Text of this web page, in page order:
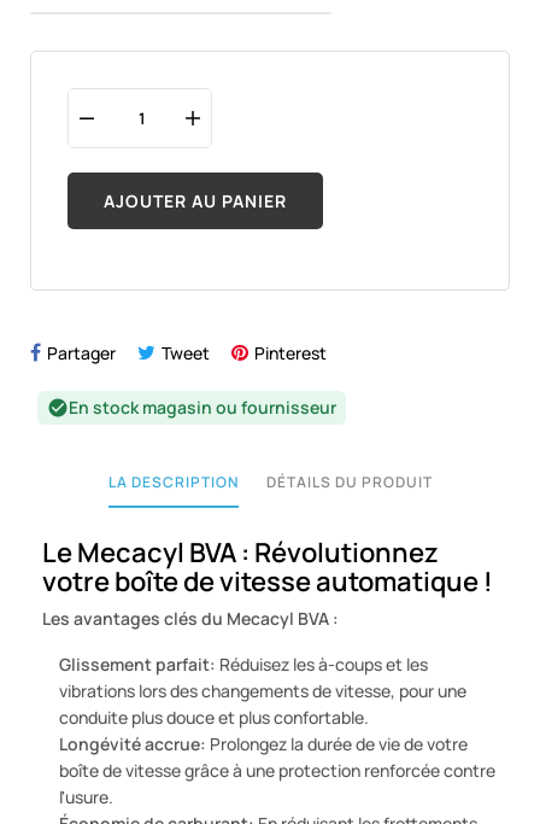
AJOUTER AU PANIER
Partager Tweet Pinterest
check_circleEn stock magasin ou fournisseur
LA DESCRIPTION DÉTAILS DU PRODUIT
Le Mecacyl BVA : Révolutionnez
votre boîte de vitesse automatique !
Les avantages clés du Mecacyl BVA :
Glissement parfait: Réduisez les à-coups et les
vibrations lors des changements de vitesse, pour une
conduite plus douce et plus confortable.
Longévité accrue: Prolongez la durée de vie de votre
boîte de vitesse grâce à une protection renforcée contre
l'usure.